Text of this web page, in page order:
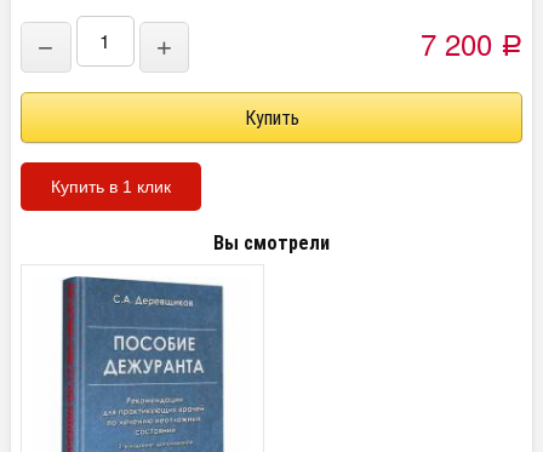
− + 7 200 Р
Купить в 1 клик
Вы смотрели